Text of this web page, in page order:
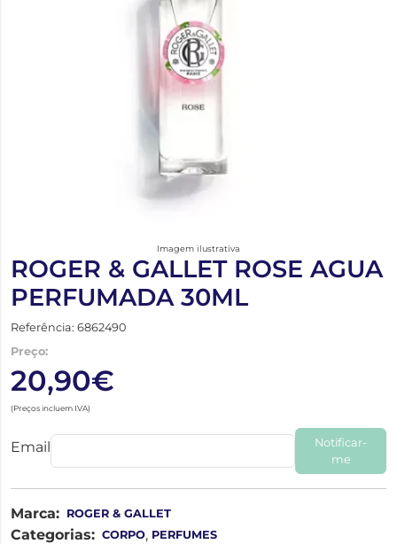
Imagem ilustrativa
ROGER & GALLET ROSE AGUA
PERFUMADA 30ML
Referência: 6862490
Preço:
20,90€
(Preços incluem IVA)
Email
Notificar-
me
Marca: ROGER & GALLET
Categorias: CORPO, PERFUMES